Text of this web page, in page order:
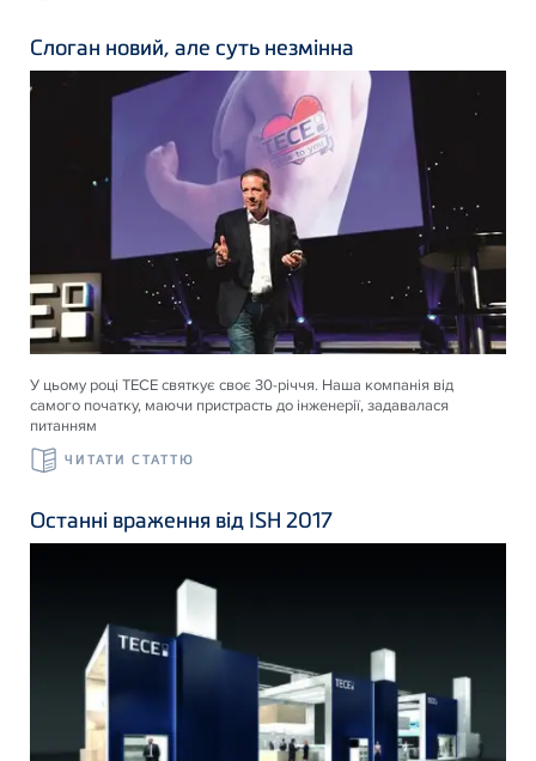
У цьому році ТЕСЕ святкує своє 30-річчя. Наша компанія від
самого початку, маючи пристрасть до інженерії, задавалася
питанням
ЧИТАТИ СТАТТЮ
Слоган новий, але суть незмінна
Останні враження від ISH 2017